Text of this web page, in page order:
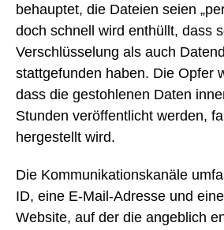
behauptet, die Dateien seien
doch schnell wird enthüllt, dass
Verschlüsselung als auch
stattgefunden haben. Die Opfer
dass die gestohlenen Daten
Stunden veröffentlicht werden,
hergestellt wird.
Die Kommunikationskanäle
ID, eine E-Mail-Adresse und
Website, auf der die angeblich